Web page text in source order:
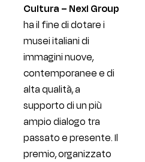
Cultura – Nexi Group
ha il fine di dotare i
musei italiani di
immagini nuove,
contemporanee e di
alta qualità, a
supporto di un più
ampio dialogo tra
passato e presente. Il
premio, organizzato